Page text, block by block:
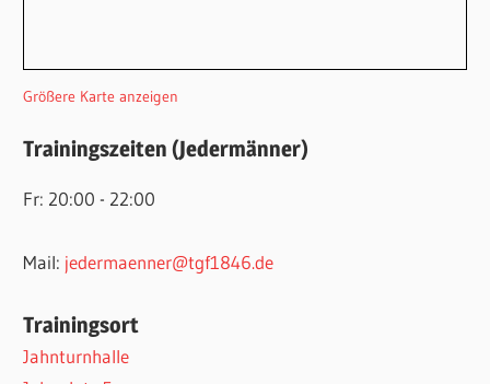
Größere Karte anzeigen
Trainingszeiten (Jedermänner)
Fr: 20:00 - 22:00
Mail: jedermaenner@tgf1846.de
Trainingsort
Jahnturnhalle